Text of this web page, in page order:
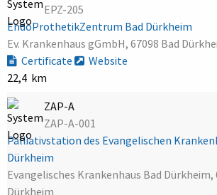
EPZ-205
EndoProthetikZentrum Bad Dürkheim
Ev. Krankenhaus gGmbH, 67098 Bad
Certificate
Website
22,4 km
ZAP-A
ZAP-A-001
Palliativstation des Evangelischen
Dürkheim
Evangelisches Krankenhaus Bad Dürkheim,
Dürkheim